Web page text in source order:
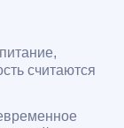
считаются